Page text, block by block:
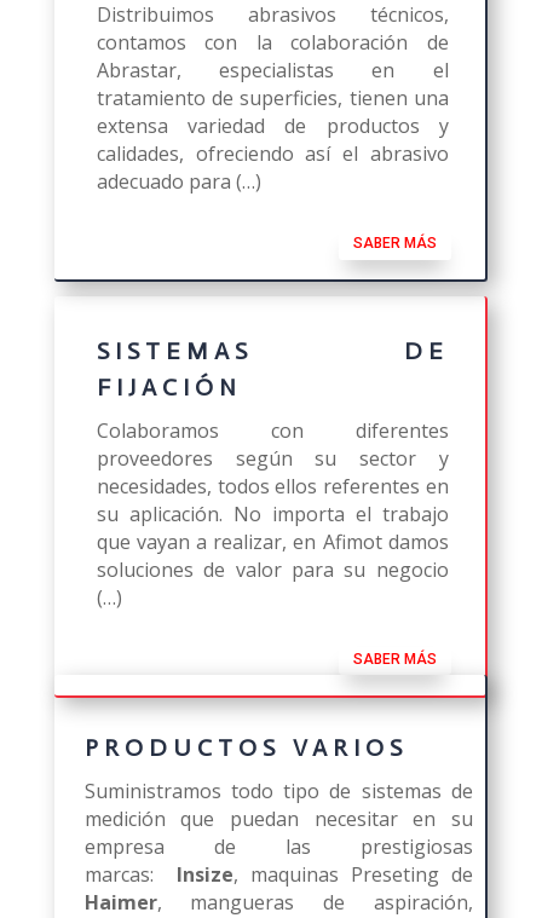
Distribuimos abrasivos técnicos,
contamos con la colaboración de
Abrastar, especialistas en el
tratamiento de superficies, tienen una
extensa variedad de productos y
calidades, ofreciendo así el abrasivo
adecuado para (…)
SABER MÁS
SISTEMAS DE
FIJACIÓN
Colaboramos con diferentes
proveedores según su sector y
necesidades, todos ellos referentes en
su aplicación. No importa el trabajo
que vayan a realizar, en Afimot damos
soluciones de valor para su negocio
(…)
SABER MÁS
PRODUCTOS VARIOS
Suministramos todo tipo de sistemas de
medición que puedan necesitar en su
empresa de las prestigiosas
marcas: Insize, maquinas Preseting de
Haimer, mangueras de aspiración,